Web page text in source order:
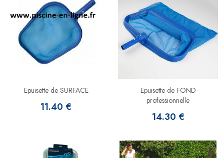
Epuisette de SURFACE
11.40 €
Epuisette de FOND
professionnelle
14.30 €